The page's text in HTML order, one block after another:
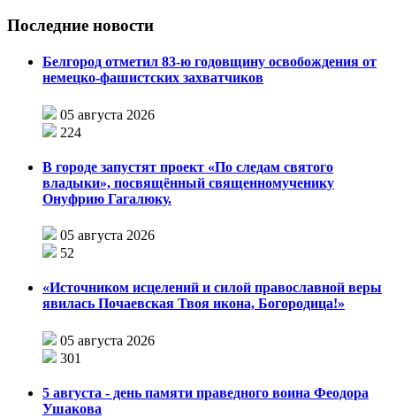
Последние новости
Белгород отметил 83-ю годовщину освобождения от
немецко-фашистских захватчиков
05 августа 2026
224
В городе запустят проект «По следам святого
владыки», посвящённый священномученику
Онуфрию Гагалюку.
05 августа 2026
52
«Источником исцелений и силой православной веры
явилась Почаевская Твоя икона, Богородица!»
05 августа 2026
301
5 августа - день памяти праведного воина Феодора
Ушакова